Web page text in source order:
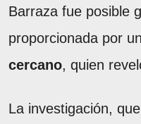
Barraza fue posible
proporcionada por
cercano, quien
La investigación,